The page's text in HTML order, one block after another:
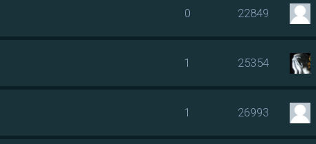
0 22849
1 25354
1 26993